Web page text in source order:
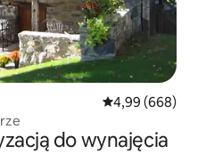
Średnia ocena:
4,99 (668)
do wynajęcia